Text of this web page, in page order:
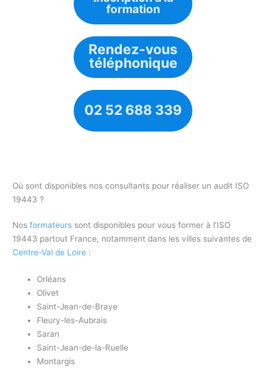
formation
Rendez-vous
téléphonique
02 52 688 339
Où sont disponibles nos consultants pour réaliser un audit ISO
19443 ?
Nosformateurs sont disponibles pour vous former à l’ISO
19443 partout France, notamment dans les villes suivantes de
Centre-Val de Loire :
Orléans
Olivet
Saint-Jean-de-Braye
Fleury-les-Aubrais
Saran
Saint-Jean-de-la-Ruelle
Montargis